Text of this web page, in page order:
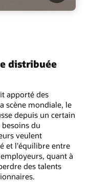
distribuée
apporté des
scène mondiale, le
depuis un certain
du
veulent
et l'équilibre entre
quant à
des talents